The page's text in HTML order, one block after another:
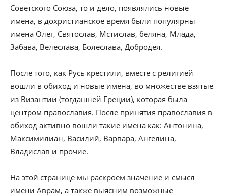
Советского Союза, то и дело, появлялись новые
имена, в дохристианское время были популярны
имена Олег, Святослав, Мстислав, беляна, Млада,
Забава, Велеслава, Болеслава, Добродея.
После того, как Русь крестили, вместе с религией
вошли в обиход и новые имена, во множестве взятые
из Византии (тогдашней Греции), которая была
центром православия. После принятия православия в
обиход активно вошли такие имена как: Антонина,
Максимилиан, Василий, Варвара, Ангелина,
Владислав и прочие.
На этой странице мы раскроем значение и смысл
имени Аврам, а также выясним возможные